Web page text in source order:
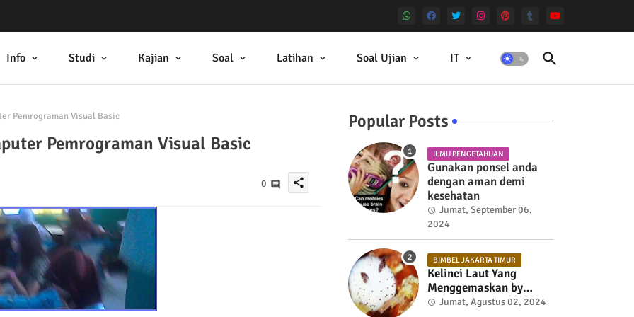
Info Studi Kajian Soal Latihan Soal Ujian IT
Pemrograman Visual Basic
Pemrograman Visual Basic
0 share
Popular Posts
ILMU PENGETAHUAN
Gunakan ponsel anda
dengan aman demi
kesehatan
Jumat, September 06,
2024
BIMBEL JAKARTA TIMUR
Kelinci Laut Yang
Menggemaskan by
Bimbel Jakarta Timur
Jumat, Agustus 02, 2024